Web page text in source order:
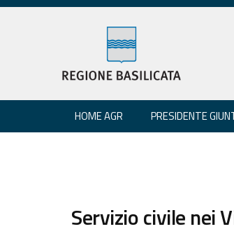
HOME AGR PRESIDENTE
Servizio civile nei